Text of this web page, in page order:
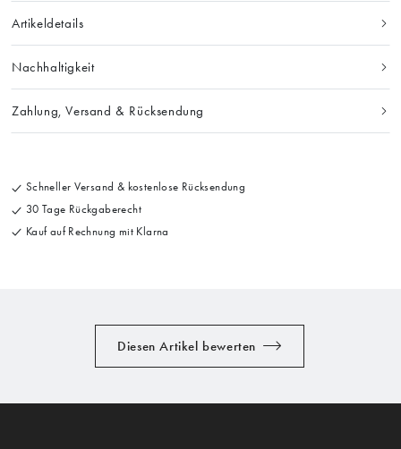
Artikeldetails
Nachhaltigkeit
Zahlung, Versand & Rücksendung
Schneller Versand & kostenlose Rücksendung
30 Tage Rückgaberecht
Kauf auf Rechnung mit Klarna
Diesen Artikel bewerten